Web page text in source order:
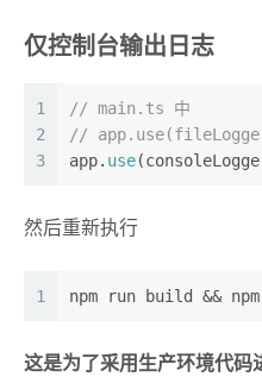
仅控制台输出日志
1
2
3
// main.ts 中
//
app. use
然后重新执行
1 npm run build &&
这是为了采用生产环境代码